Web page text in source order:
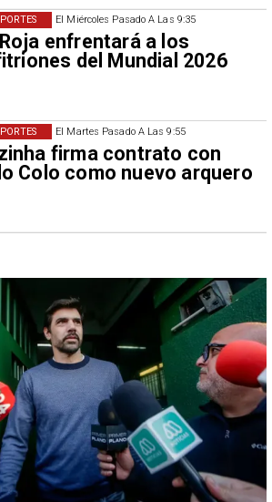
El Miércoles Pasado A Las 9:35
enfrentará a los
del Mundial 2026
El Martes Pasado A Las 9:55
firma contrato con
Colo como nuevo arquero